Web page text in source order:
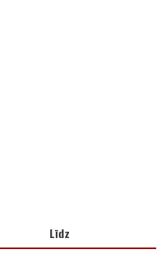
Līdz